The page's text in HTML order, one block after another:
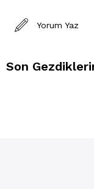
Yorum Yaz
Son